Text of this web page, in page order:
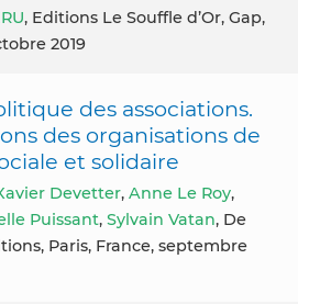
, Editions Le Souffle d’Or, Gap,
2019
des associations.
des organisations de
et solidaire
Devetter, Anne Le Roy,
Puissant, Sylvain Vatan, De
Paris, France, septembre